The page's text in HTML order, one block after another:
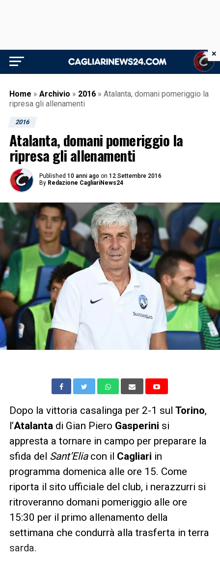
Home » Archivio » 2016 » Atalanta, domani pomeriggio la
ripresa gli allenamenti
2016
Atalanta, domani pomeriggio la
ripresa gli allenamenti
Published 10 anni ago on 12 Settembre 2016
By Redazione CagliariNews24
Dopo la vittoria casalinga per 2-1 sul Torino,
l’Atalanta di Gian Piero Gasperini si
appresta a tornare in campo per preparare la
sfida del Sant’Elia con il Cagliari in
programma domenica alle ore 15. Come
riporta il sito ufficiale del club, i nerazzurri si
ritroveranno domani pomeriggio alle ore
15:30 per il primo allenamento della
settimana che condurrà alla trasferta in terra
sarda.
×